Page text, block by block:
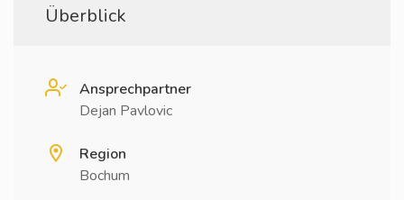
Überblick
Ansprechpartner
Dejan Pavlovic
Region
Bochum